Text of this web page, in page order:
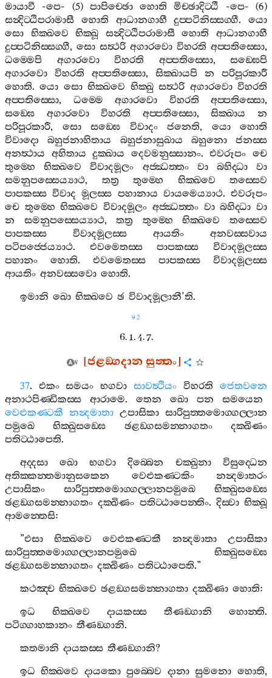
මායාවී -පෙ- (5) පාපිච‍්ඡො හොති මිච‍්ඡාදිට‍්ඨී -පෙ- (6)
සන්‍දිට‍්ඨිපරාමාසී
හොති ආධානගාහී දුප‍්පටිනිස‍්සග‍්ගී. යො
සො
භික‍්ඛවෙ භික‍්ඛූ සන්‍දිට‍්ඨිපරාමාසී හොති
ආධානගාහී
දුප‍්පටිනිස‍්සග‍්ගී, සො සත්‍ථරි අගාරවො විහරති අප‍්පතිස‍්සො,
ධම‍්මෙපි
අගාරවො විහරති අප‍්පතිස‍්සො, සඞ‍්ඝෙපි
අගාරවො
විහරති අප‍්පතිස‍්සො, සික‍්ඛායපි න
පරිපූරකාරී
හොති.යො සො භික‍්ඛවෙ භික‍්ඛු සත්‍ථරි අගාරවො විහරති
අප‍්පතිස‍්සො, ධම‍්මෙ අගාරවො විහරති අප‍්පතිස‍්සො,
සඞ‍්ඝෙ
අගාරවො විහරති අප‍්පතිස‍්සො,සික‍්ඛාය
න
පරිපූරකාරී, සො සඞ‍්ඝෙ විවාදං ජනෙති, යො
හොති
විවාදො
බහුජනාහිතාය බහුජනාසුඛාය බහුනො
ජනස‍්ස
අනත්‍ථාය
අහිතාය දුක‍්ඛාය දෙවමනුස‍්සානං.එවරූපං චෙ
තුම‍්හෙ
භික‍්ඛවෙ විවාදමූලං අජ‍්ඣත‍්තං වා බහිද‍්ධා
වා
සමනුපස‍්සෙය්‍යාථ, තත්‍ර තුම‍්හෙ භික‍්ඛවෙ
තස‍්සෙව
පාපකස‍්ස විවාද මූලස‍්ස පහානාය වායමෙය්‍යාථ.එවරූපං
චෙ තුම‍්හෙ භික‍්ඛවෙ විවාදමූලං අජ‍්ඣත‍්තං වා බහිද‍්ධා වා
න
සමනුපස‍්සෙය්‍යාථ,තත්‍ර තුම‍්හෙ භික‍්ඛවෙ
තස‍්සෙව
පාපකස‍්ස
විවාදමූලස‍්ස ආයතිං
අනවස‍්සවාය
පටිපජ‍්ජෙය්‍යාථ. එවමෙතස‍්ස පාපකස‍්ස
විවාදමූලස‍්ස
පහානං
හොති. එවමෙතස‍්ස පාපකස‍්ස
විවාදමූලස‍්ස
ආයතිං අනවස‍්සවො හොති.
ඉමානි ඛො භික‍්ඛවෙ ඡ විවාදමූලානී’ති.
92
6. 1. 4. 7.
[ජළඞ‍්ගදානසුත‍්තං]
37. එකං සමයං භගවා සාවත්‍ථියං විහරති
ජෙතවනෙ
අනාථපිණ‍්ඩිකස‍්ස
ආරාමෙ. තෙන ඛො පන
සමයෙන
වෙළුකණ‍්ටකී නන්‍දමාතා උපාසිකා සාරිපුත‍්තමොග‍්ගල‍්ලාන
පමුඛෙ
භික‍්ඛුසඞ‍්ඝෙ ඡළඞ‍්ගසමන‍්නාගතං
දක‍්ඛිණං
පතිට‍්ඨාපෙති.
අද‍්දසා
ඛො භගවා දිබ‍්බෙන චක‍්ඛුනා
විසුද‍්ධෙන
අතික‍්කන‍්තමානුසකෙන
වෙළුකණ‍්ටකිං
නන්‍දමාතරං
උපාසිකං
සාරිපුත‍්තමොග‍්ගල‍්ලානපමුඛෙ
භික‍්ඛුසඞ‍්ඝෙ
ඡළඞ‍්ගසමන‍්නාගතං දක‍්ඛිණං පතිට‍්ඨාපෙන‍්තිං. දිස‍්වා භික‍්ඛූ
ආමන‍්තෙසි:
”එසා භික‍්ඛවෙ වෙළුකණ‍්ටකී නන්‍දමාතා
උපාසිකා
සාරිපුත‍්තමොග‍්ගල‍්ලානපමුඛෙ
භික‍්ඛුසඞ‍්ඝෙ
ඡළඞ‍්ගසමන‍්නාගතං දක‍්ඛිණං පතිට‍්ඨාපෙති.”
කථඤ‍්ච භික‍්ඛවෙ ඡළඞ‍්ගසමන‍්නාගතා දක‍්ඛිණා හොති:
ඉධ
භික‍්ඛවෙ දායකස‍්ස තීණඞ‍්ගානි හොන‍්ති.
පටිග‍්ගාහකානං තීණඞ‍්ගානි.
කතමානි දායකස‍්ස තීණඞ‍්ගානි?
ඉධ භික‍්ඛවෙ දායකො පුබ‍්බෙව දානා සුමනො හොති,